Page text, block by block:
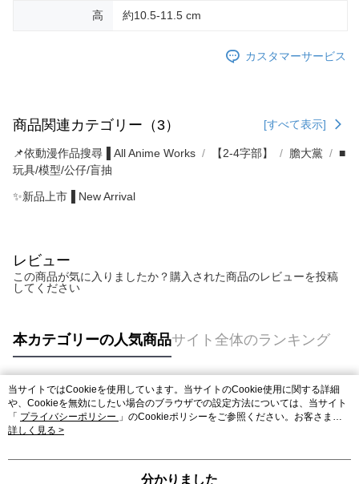
高 約10.5-11.5 cm
カスタマーサービス
商品関連カテゴリー（3） [すべて表示]
📌依動漫作品搜尋▐ All Anime Works 【2-4字部】 膽大黨
■
玩具/模型/公仔/盲抽
✨新品上市▐ New Arrival
レビュー
この商品が気に入りましたか？購入された商品のレビューを投稿
してください
本カテゴリーの人気商品サイト全体のランキング
人気タグ
当サイトではCookieを使用しています。当サイトのCookie使用に関する詳細
や、Cookieを無効にしたい場合のブラウザでの設定方法については、当サイト
「 プライバシーポリシー 」のCookieポリシーをご参照ください。お客さま
が、当サイトを引き続き使用される場合、当社がサイト利用規約のCookieポリ
詳しく見る >
分かりました